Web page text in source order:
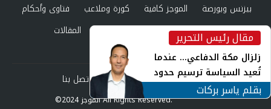
مقال رئيس التحرير
زلزال مكة الدفاعي... عندما
تُعيد السياسة ترسيم حدود
الأمن القومي العربي
بقلم ياسر بركات
بيزنس وبورصة
الموجز كافية كورة وملاعب
فتاوى وأحكام
صحة وجمال
عرب وعالم حوادث ومحاكم
المقالات
العدد الورقي
من نحن
سياسة الخصوصية اتصل بنا
©2024 الموجز All Rights Reserved.